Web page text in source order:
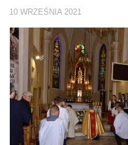
10 WRZEŚNIA 2021